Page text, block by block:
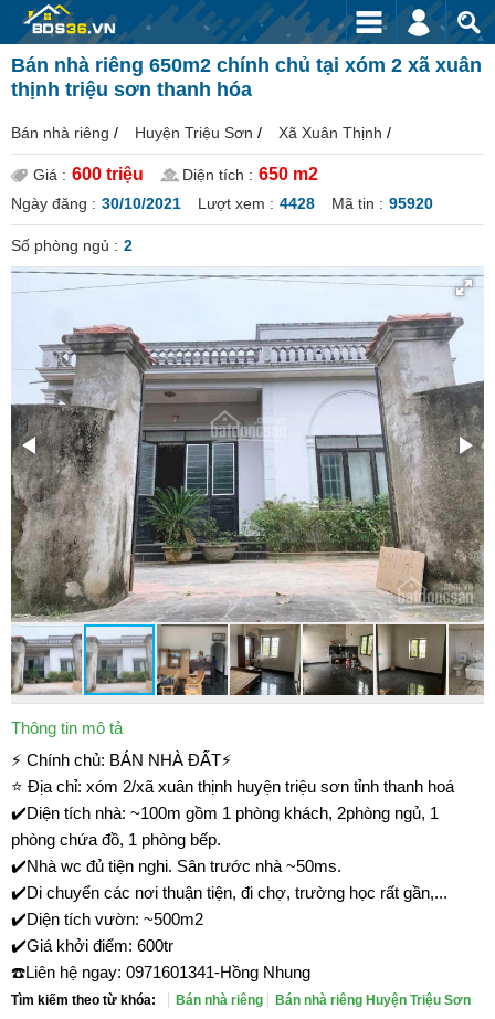
Bán nhà riêng 650m2 chính chủ tại xóm 2 xã xuân
thịnh triệu sơn thanh hóa
Bán nhà riêng / Huyện Triệu Sơn / Xã Xuân Thịnh /
Giá : 600 triệu Diện tích : 650 m2
Ngày đăng : 30/10/2021 Lượt xem : 4428 Mã tin : 95920
Số phòng ngủ : 2
Thông tin mô tả
⚡ Chính chủ: BÁN NHÀ ĐẤT⚡
⭐️ Địa chỉ: xóm 2/xã xuân thịnh huyện triệu sơn tỉnh thanh hoá
✔️Diện tích nhà: ~100m gồm 1 phòng khách, 2phòng ngủ, 1
phòng chứa đồ, 1 phòng bếp.
✔️Nhà wc đủ tiện nghi. Sân trước nhà ~50ms.
✔️Di chuyển các nơi thuận tiện, đi chợ, trường học rất gần,...
✔️Diện tích vườn: ~500m2
✔️Giá khởi điểm: 600tr
☎️Liên hệ ngay: 0971601341-Hồng Nhung
Tìm kiếm theo từ khóa: Bán nhà riêng
Bán nhà riêng Huyện Triệu Sơn